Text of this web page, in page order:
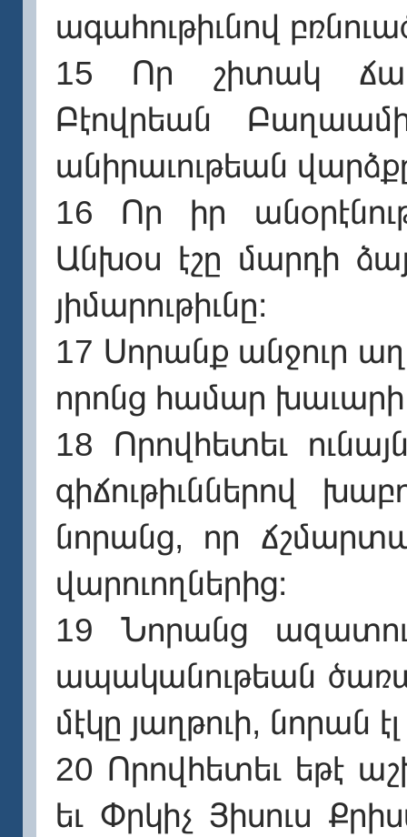
ագահութիւնով
15 Որ շիտակ
Բէովրեան
անիրաւութեան
16 Որ իր
Անխօս էշը մարդի
յիմարութիւնը։
17 Սորանք անջուր
որոնց համար խաւարի
18 Որովհետեւ
գիճութիւններով
նորանց, որ
վարուողներից։
19 Նորանց
ապականութեան
մէկը յաղթուի, նորան
20 Որովհետեւ եթէ
եւ Փրկիչ Յիսուս